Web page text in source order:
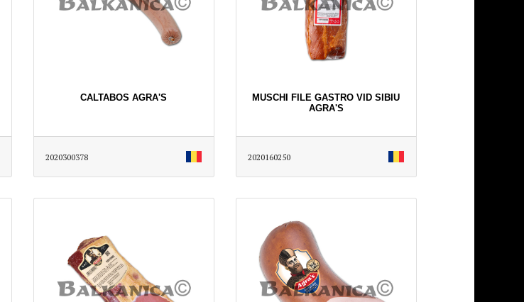
CALTABOS AGRA'S
2020300378
MUSCHI FILE GASTRO VID SIBIU
AGRA'S
2020160250